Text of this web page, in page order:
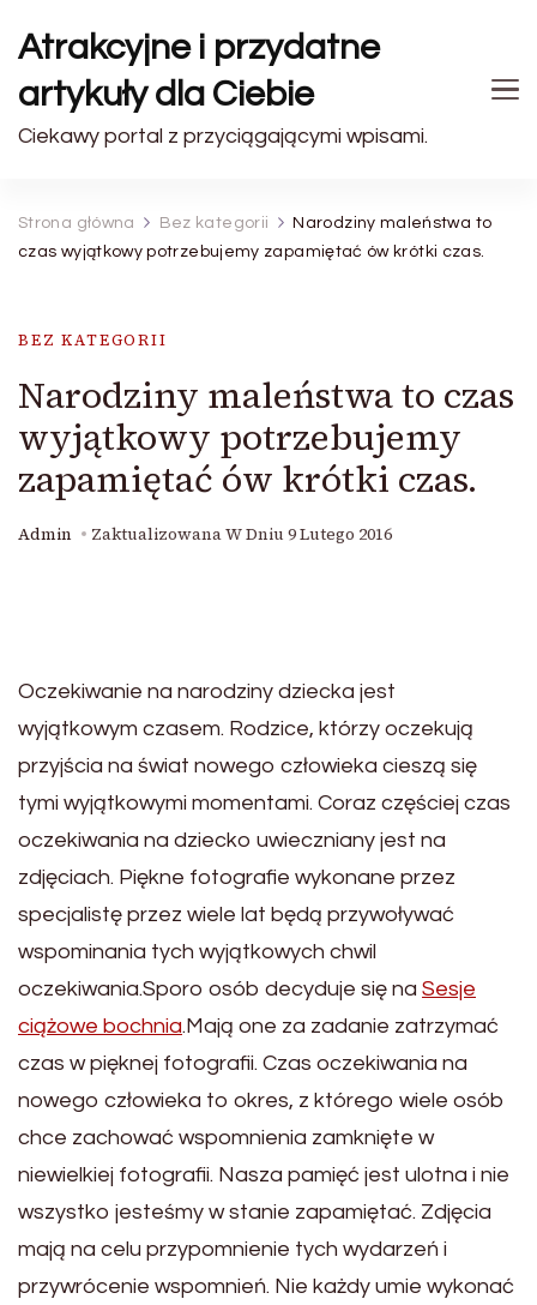
Atrakcyjne i przydatne
artykuły dla Ciebie
Ciekawy portal z przyciągającymi wpisami.
Strona główna Bez kategorii
Narodziny maleństwa to
czas wyjątkowy potrzebujemy zapamiętać ów krótki czas.
BEZ KATEGORII
Narodziny maleństwa to czas
wyjątkowy potrzebujemy
zapamiętać ów krótki czas.
Admin Zaktualizowana W Dniu 9 Lutego 2016
Oczekiwanie na narodziny dziecka jest
wyjątkowym czasem. Rodzice, którzy oczekują
przyjścia na świat nowego człowieka cieszą się
tymi wyjątkowymi momentami. Coraz częściej czas
oczekiwania na dziecko uwieczniany jest na
zdjęciach. Piękne fotografie wykonane przez
specjalistę przez wiele lat będą przywoływać
wspominania tych wyjątkowych chwil
oczekiwania.Sporo osób decyduje się na Sesje
ciążowe bochnia.Mają one za zadanie zatrzymać
czas w pięknej fotografii. Czas oczekiwania na
nowego człowieka to okres, z którego wiele osób
chce zachować wspomnienia zamknięte w
niewielkiej fotografii. Nasza pamięć jest ulotna i nie
wszystko jesteśmy w stanie zapamiętać. Zdjęcia
mają na celu przypomnienie tych wydarzeń i
przywrócenie wspomnień. Nie każdy umie wykonać